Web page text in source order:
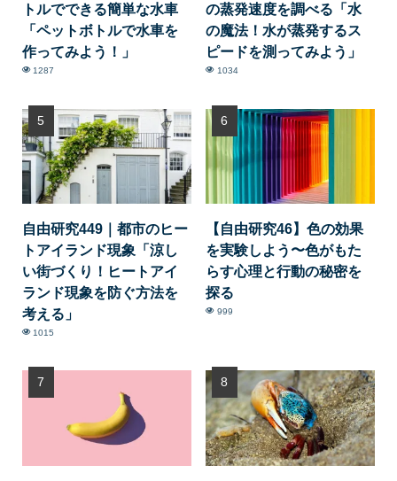
トルでできる簡単な水車
「ペットボトルで水車を
作ってみよう！」
1287
の蒸発速度を調べる「水
の魔法！水が蒸発するス
ピードを測ってみよう」
1034
自由研究449｜都市のヒー
トアイランド現象「涼し
い街づくり！ヒートアイ
ランド現象を防ぐ方法を
考える」
1015
【自由研究46】色の効果
を実験しよう〜色がもた
らす心理と行動の秘密を
探る
999